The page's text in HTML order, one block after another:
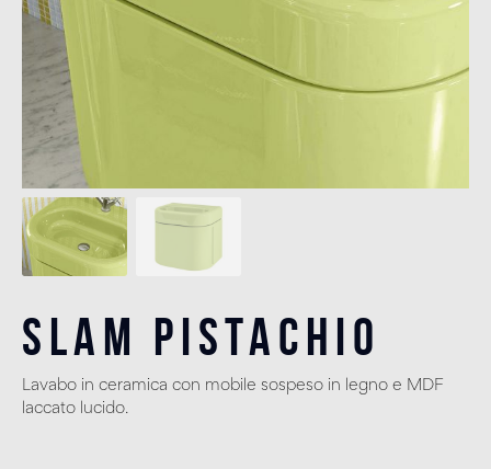
Slam Pistachio
Lavabo in ceramica con mobile sospeso in legno e MDF
laccato lucido.